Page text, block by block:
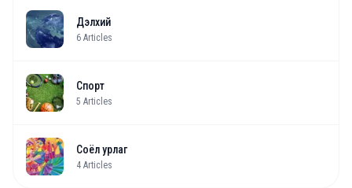
Дэлхий
6 Articles
Спорт
5 Articles
Соёл урлаг
4 Articles